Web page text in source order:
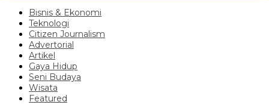
Bisnis & Ekonomi
Teknologi
Citizen Journalism
Advertorial
Artikel
Gaya Hidup
Seni Budaya
Wisata
Featured